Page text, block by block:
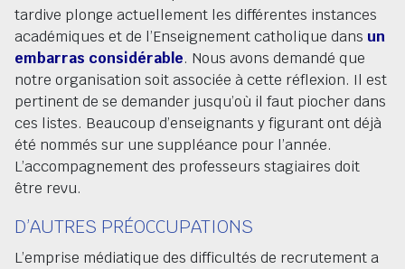
tardive plonge actuellement les différentes instances
académiques et de l’Enseignement catholique dans un
embarras considérable. Nous avons demandé que
notre organisation soit associée à cette réflexion. Il est
pertinent de se demander jusqu’où il faut piocher dans
ces listes. Beaucoup d’enseignants y figurant ont déjà
été nommés sur une suppléance pour l’année.
L’accompagnement des professeurs stagiaires doit
être revu.
D’AUTRES PRÉOCCUPATIONS
L’emprise médiatique des difficultés de recrutement a